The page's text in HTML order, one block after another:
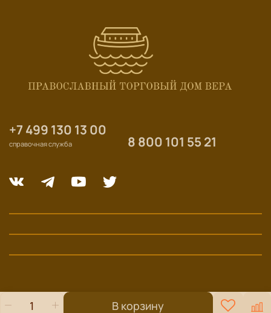
В корзину
+7 499 130 13 00
справочная служба 8 800 101 55 21